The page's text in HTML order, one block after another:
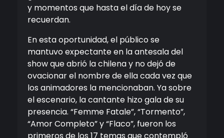
y momentos que hasta el día de hoy se
recuerdan.
En esta oportunidad, el público se
mantuvo expectante en la antesala del
show que abrió la chilena y no dejó de
ovacionar el nombre de ella cada vez que
los animadores la mencionaban. Ya sobre
el escenario, la cantante hizo gala de su
presencia. “Femme Fatale”, “Tormento”,
“Amor Completo” y “Flaco”, fueron los